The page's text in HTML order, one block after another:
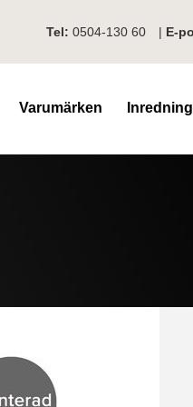
Varumärken
Tel: 0504-130 60 | E-